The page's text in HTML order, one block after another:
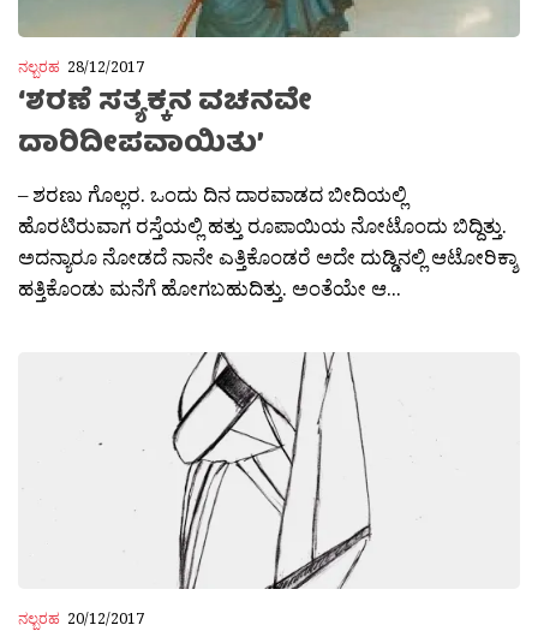
ನಲ್ಬರಹ 28/12/2017
‘ಶರಣೆ ಸತ್ಯಕ್ಕನ ವಚನವೇ
ದಾರಿದೀಪವಾಯಿತು’
– ಶರಣು ಗೊಲ್ಲರ. ಒಂದು ದಿನ ದಾರವಾಡದ ಬೀದಿಯಲ್ಲಿ
ಹೊರಟಿರುವಾಗ ರಸ್ತೆಯಲ್ಲಿ ಹತ್ತು ರೂಪಾಯಿಯ ನೋಟೊಂದು ಬಿದ್ದಿತ್ತು.
ಅದನ್ಯಾರೂ ನೋಡದೆ ನಾನೇ ಎತ್ತಿಕೊಂಡರೆ ಅದೇ ದುಡ್ಡಿನಲ್ಲಿ ಆಟೋರಿಕ್ಶಾ
ಹತ್ತಿಕೊಂಡು ಮನೆಗೆ ಹೋಗಬಹುದಿತ್ತು. ಅಂತೆಯೇ ಆ...
ನಲ್ಬರಹ 20/12/2017